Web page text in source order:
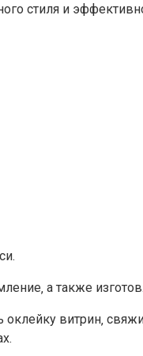
стиля и
а также
витрин‚